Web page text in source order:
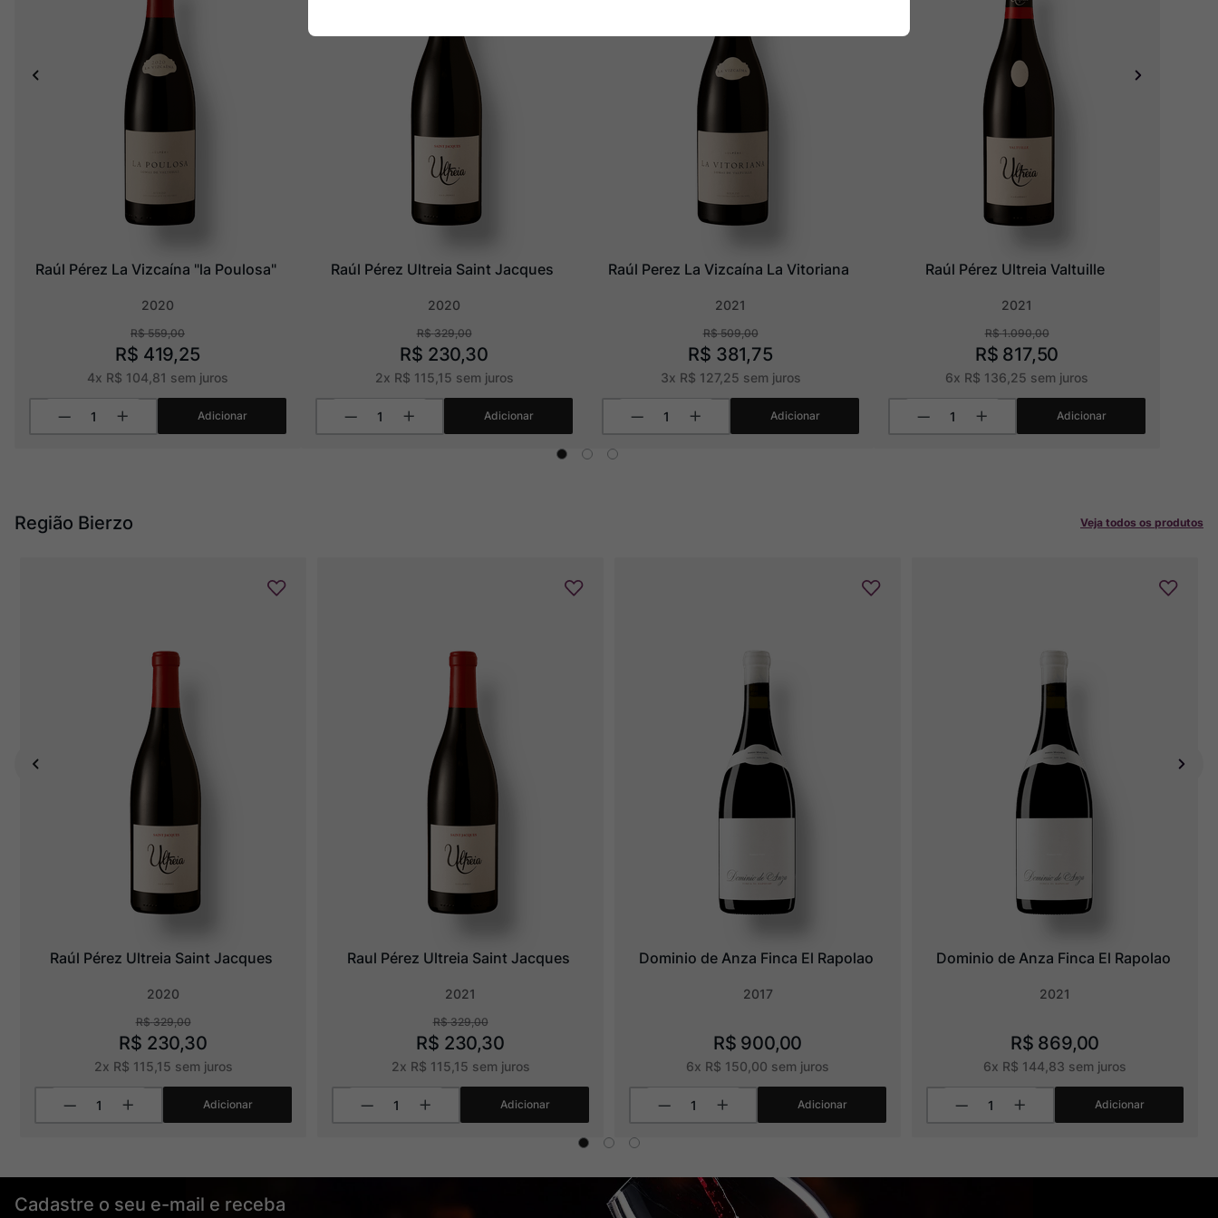
Raúl Pérez La Vizcaína "la Poulosa"
2020
R$ 559,00
R$ 419,25
4x R$ 104 81 sem juros
Adicionar
Raúl Pérez Ultreia Saint Jacques
2020
R$ 329,00
R$ 230,30
2x R$ 115 15 sem juros
Adicionar
Raúl Perez La Vizcaína La Vitoriana
2021
R$ 509,00
R$ 381,75
3x R$ 127, 25 sem juros
Adicionar
Raúl Pérez Ultreia Valtuille
2021
R$ 1.090,00
R$ 817,50
6x R$ 136 25 sem juros
Adicionar
Região Bierzo Veja todos os produtos
Raúl Pérez Ultreia Saint Jacques
2020
R$ 329,00
R$ 230,30
2x R$ 115 15 sem juros
Adicionar
Raul Pérez Ultreia Saint Jacques
2021
R$ 329,00
R$ 230,30
2x R$ 115 15 sem juros
Adicionar
Dominio de Anza Finca El Rapolao
2017
R$ 900,00
6x R$ 150 00 sem juros
Adicionar
Dominio de Anza Finca El Rapolao
2021
R$ 869,00
6x R$ 144 83 sem juros
Adicionar
Cadastre o seu e-mail e receba